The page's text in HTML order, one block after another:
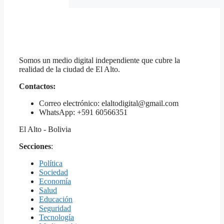
Somos un medio digital independiente que cubre la
realidad de la ciudad de El Alto.
Contactos:
Correo electrónico: elaltodigital@gmail.com
WhatsApp: +591 60566351
El Alto - Bolivia
Secciones:
Política
Sociedad
Economía
Salud
Educación
Seguridad
Tecnología